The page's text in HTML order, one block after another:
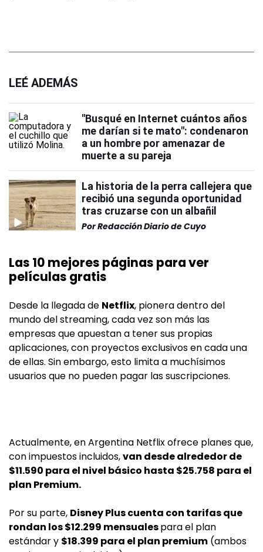
LEÉ ADEMÁS
"Busqué en Internet cuántos años
me darían si te mato": condenaron
a un hombre por amenazar de
muerte a su pareja
La historia de la perra callejera que
recibió una segunda oportunidad
tras cruzarse con un albañil
PorRedacción Diario de Cuyo
Las 10 mejores páginas para ver
películas gratis
Desde la llegada de Netflix, pionera dentro del
mundo del streaming, cada vez son más las
empresas que apuestan a tener sus propias
aplicaciones, con proyectos exclusivos en cada una
de ellas. Sin embargo, esto limita a muchísimos
usuarios que no pueden pagar las suscripciones.
Actualmente, en Argentina Netflix ofrece planes que,
con impuestos incluidos,van desde alrededor de
$11.590 para el nivel básico hasta $25.758 para el
plan Premium.
Por su parte, Disney Plus cuenta con tarifas que
rondan los $12.299 mensualespara el plan
estándar y $18.399 para el plan premium (ambos